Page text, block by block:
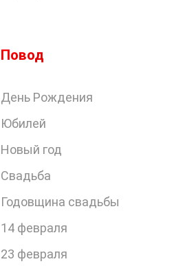
Повод
День Рождения
Юбилей
Новый год
Свадьба
Годовщина свадьбы
14 февраля
23 февраля